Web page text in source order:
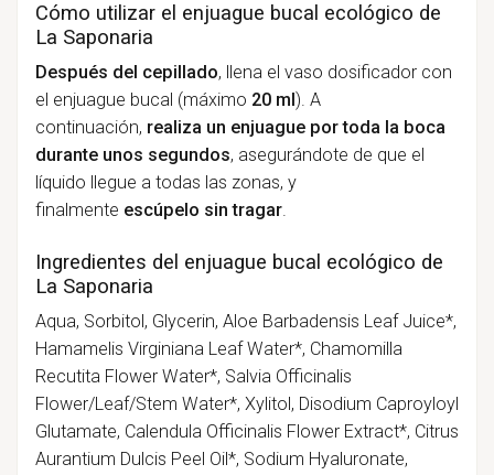
Cómo utilizar el enjuague bucal ecológico de
La Saponaria
Después del cepillado, llena el vaso dosificador con
el enjuague bucal (máximo 20 ml). A
continuación, realiza un enjuague por toda la boca
durante unos segundos, asegurándote de que el
líquido llegue a todas las zonas, y
finalmente escúpelo sin tragar.
Ingredientes del enjuague bucal ecológico de
La Saponaria
Aqua, Sorbitol, Glycerin, Aloe Barbadensis Leaf Juice*,
Hamamelis Virginiana Leaf Water*, Chamomilla
Recutita Flower Water*, Salvia Officinalis
Flower/Leaf/Stem Water*, Xylitol, Disodium Caproyloyl
Glutamate, Calendula Officinalis Flower Extract*, Citrus
Aurantium Dulcis Peel Oil*, Sodium Hyaluronate,